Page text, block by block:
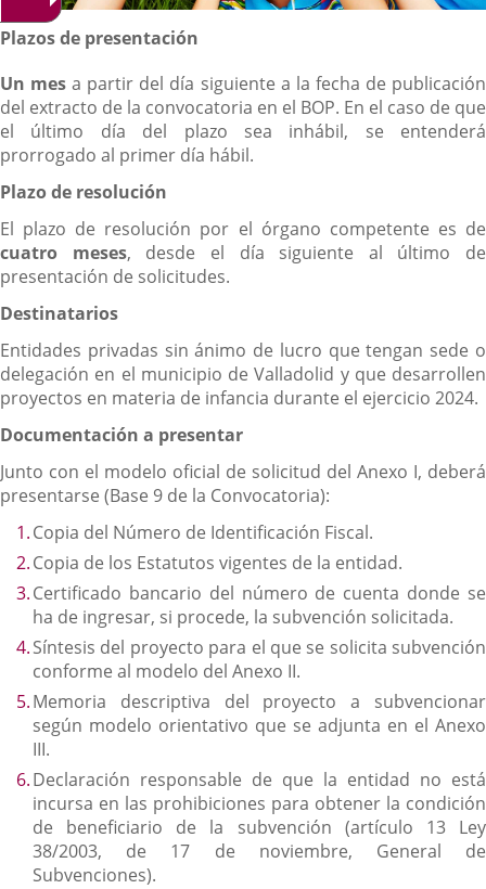
Descripción
Plazos de presentación
Un mes a partir del día siguiente a la fecha de publicación
del extracto de la convocatoria en el BOP. En el caso de que
el último día del plazo sea inhábil, se entenderá
prorrogado al primer día hábil.
Plazo de resolución
El plazo de resolución por el órgano competente es de
cuatro meses, desde el día siguiente al último de
presentación de solicitudes.
Destinatarios
Entidades privadas sin ánimo de lucro que tengan sede o
delegación en el municipio de Valladolid y que desarrollen
proyectos en materia de infancia durante el ejercicio 2024.
Documentación a presentar
Junto con el modelo oficial de solicitud del Anexo I, deberá
presentarse (Base 9 de la Convocatoria):
Copia del Número de Identificación Fiscal.
Copia de los Estatutos vigentes de la entidad.
Certificado bancario del número de cuenta donde se
ha de ingresar, si procede, la subvención solicitada.
Síntesis del proyecto para el que se solicita subvención
conforme al modelo del Anexo II.
Memoria descriptiva del proyecto a subvencionar
según modelo orientativo que se adjunta en el Anexo
III.
Declaración responsable de que la entidad no está
incursa en las prohibiciones para obtener la condición
de beneficiario de la subvención (artículo 13 Ley
38/2003, de 17 de noviembre, General de
Subvenciones).